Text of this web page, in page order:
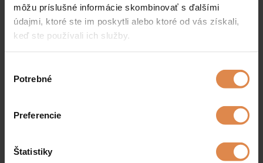
môžu príslušné informácie skombinovať s ďalšími
údajmi, ktoré ste im poskytli alebo ktoré od vás získali,
keď ste používali ich služby.
Potrebné
Preferencie
Štatistiky